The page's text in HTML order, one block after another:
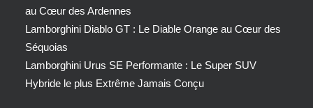
au Cœur des Ardennes
Lamborghini Diablo GT : Le Diable Orange au Cœur des
Séquoias
Lamborghini Urus SE Performante : Le Super SUV
Hybride le plus Extrême Jamais Conçu